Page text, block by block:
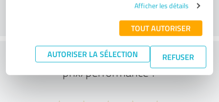
Afficher les détails
TOUT AUTORISER
AUTORISER LA SÉLECTION REFUSER
Que pensez-vous du rapport
prix/performance ?